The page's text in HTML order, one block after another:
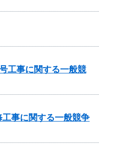
工事に関する一般競
事に関する一般競争